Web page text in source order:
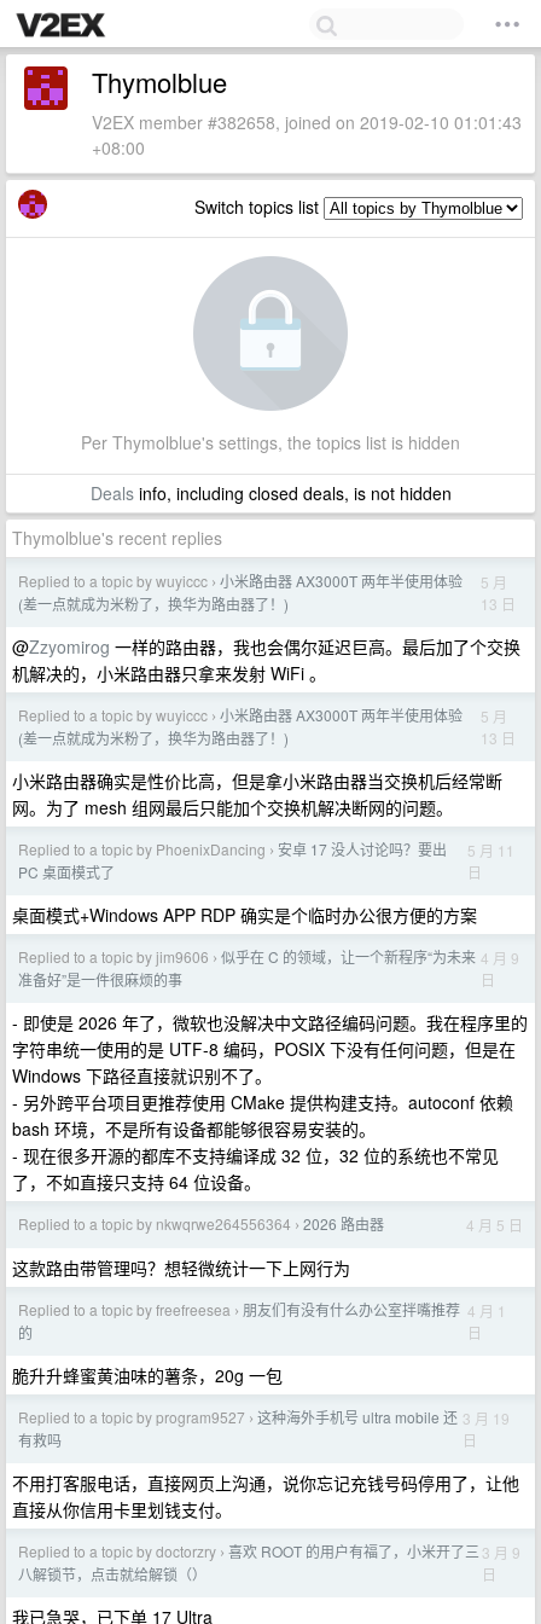
Thymolblue
V2EX member #382658, joined on 2019-02-10 01:01:43
+08:00
Switch topics list
Per Thymolblue's settings, the topics list is hidden
Dealsinfo, including closed deals, is not hidden
Thymolblue's recent replies
Replied to a topic by wuyiccc › 小米路由器 AX3000T 两年半使用体验
(差一点就成为米粉了，换华为路由器了！)
5 月
13 日
@Zzyomirog 一样的路由器，我也会偶尔延迟巨高。最后加了个交换
机解决的，小米路由器只拿来发射 WiFi 。
Replied to a topic by wuyiccc › 小米路由器 AX3000T 两年半使用体验
(差一点就成为米粉了，换华为路由器了！)
5 月
13 日
小米路由器确实是性价比高，但是拿小米路由器当交换机后经常断
网。为了 mesh 组网最后只能加个交换机解决断网的问题。
Replied to a topic by PhoenixDancing › 安卓 17 没人讨论吗？要出
PC 桌面模式了
5 月 11
日
桌面模式+Windows APP RDP 确实是个临时办公很方便的方案
Replied to a topic by jim9606 › 似乎在 C 的领域，让一个新程序“为未来
准备好”是一件很麻烦的事
4 月 9
日
- 即使是 2026 年了，微软也没解决中文路径编码问题。我在程序里的
字符串统一使用的是 UTF-8 编码，POSIX 下没有任何问题，但是在
Windows 下路径直接就识别不了。
- 另外跨平台项目更推荐使用 CMake 提供构建支持。autoconf 依赖
bash 环境，不是所有设备都能够很容易安装的。
- 现在很多开源的都库不支持编译成 32 位，32 位的系统也不常见
了，不如直接只支持 64 位设备。
Replied to a topic by nkwqrwe264556364 › 2026 路由器 4 月 5 日
这款路由带管理吗？想轻微统计一下上网行为
Replied to a topic by freefreesea › 朋友们有没有什么办公室拌嘴推荐
的
4 月 1
日
脆升升蜂蜜黄油味的薯条，20g 一包
Replied to a topic by program9527 › 这种海外手机号 ultra mobile 还
有救吗
3 月 19
日
不用打客服电话，直接网页上沟通，说你忘记充钱号码停用了，让他
直接从你信用卡里划钱支付。
Replied to a topic by doctorzry › 喜欢 ROOT 的用户有福了，小米开了三
八解锁节，点击就给解锁（）
3 月 9
日
我已急哭，已下单 17 Ultra